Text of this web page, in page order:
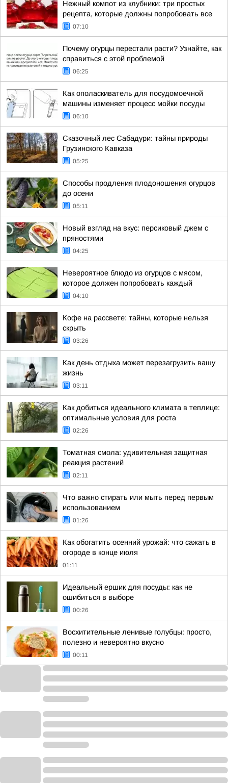
Нежный компот из клубники: три простых
рецепта, которые должны попробовать все
07:10
Почему огурцы перестали расти? Узнайте, как
справиться с этой проблемой
06:25
Как ополаскиватель для посудомоечной
машины изменяет процесс мойки посуды
06:10
Сказочный лес Сабадури: тайны природы
Грузинского Кавказа
05:25
Способы продления плодоношения огурцов
до осени
05:11
Новый взгляд на вкус: персиковый джем с
пряностями
04:25
Невероятное блюдо из огурцов с мясом,
которое должен попробовать каждый
04:10
Кофе на рассвете: тайны, которые нельзя
скрыть
03:26
Как день отдыха может перезагрузить вашу
жизнь
03:11
Как добиться идеального климата в теплице:
оптимальные условия для роста
02:26
Томатная смола: удивительная защитная
реакция растений
02:11
Что важно стирать или мыть перед первым
использованием
01:26
Как обогатить осенний урожай: что сажать в
огороде в конце июля
01:11
Идеальный ершик для посуды: как не
ошибиться в выборе
00:26
Восхитительные ленивые голубцы: просто,
полезно и невероятно вкусно
00:11